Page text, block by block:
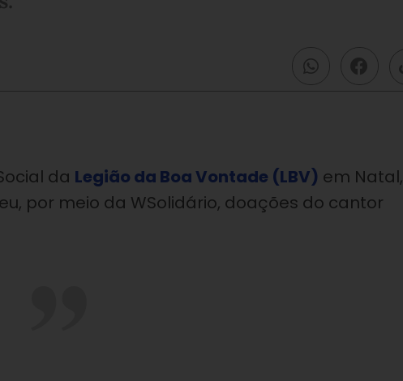
da Legião da Boa Vontade (LBV) em Natal,
por meio da WSolidário, doações do cantor